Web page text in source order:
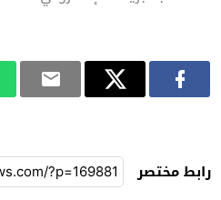
رابط مختصر